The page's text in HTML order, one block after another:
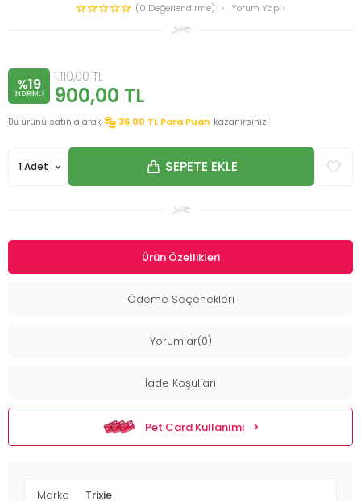
(0 Değerlendirme)
Yorum Yap
%19
INDIRIMLI
1.110,00TL
900,00 TL
Bu ürünü satın alarak 36.00 TL Para Puan kazanırsınız!
SEPETE EKLE
Ürün Özellikleri
Ödeme Seçenekleri
Yorumlar(0)
İade Koşulları
Pet Card Kullanımı
Marka Trixie